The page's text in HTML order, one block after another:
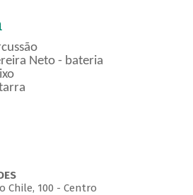
Neto - bateria
Chile, 100 - Centro